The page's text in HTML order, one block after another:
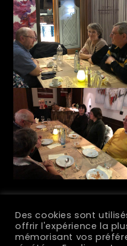
Des cookies sont
offrir l'expérience la
mémorisant vos